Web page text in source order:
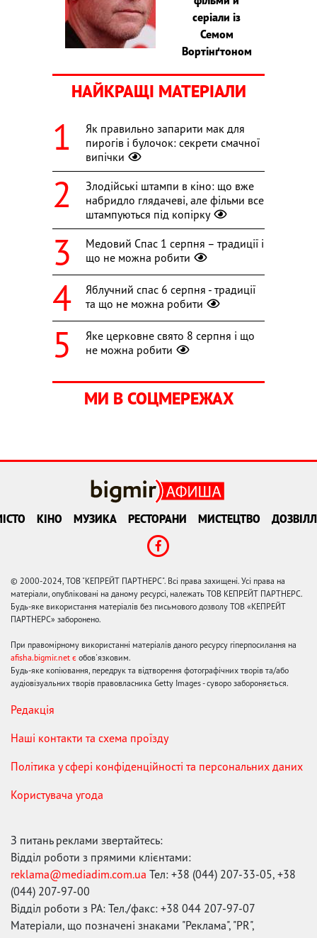
серіали із
Семом
Вортінґтоном
НАЙКРАЩІ МАТЕРІАЛИ
Як правильно запарити мак для
пирогів і булочок: секрети смачної
випічки
Злодійські штампи в кіно: що вже
набридло глядачеві, але фільми все
штампуються під копірку
Медовий Спас 1 серпня – традиції і
що не можна робити
Яблучний спас 6 серпня - традиції
та що не можна робити
Яке церковне свято 8 серпня і що
не можна робити
МИ В СОЦМЕРЕЖАХ
КІНО МУЗИКА РЕСТОРАНИ МИСТЕЦТВО
© 2000-2024, ТОВ "КЕПРЕЙТ ПАРТНЕРС". Всі права захищені. Усі права на
матеріали, опубліковані на даному ресурсі, належать ТОВ КЕПРЕЙТ ПАРТНЕРС.
Будь-яке використання матеріалів без письмового дозволу ТОВ «КЕПРЕЙТ
ПАРТНЕРС» заборонено.
При правомірному використанні матеріалів даного ресурсу гіперпосилання на
afisha.bigmir.net є обов'язковим.
Будь-яке копіювання, передрук та відтворення фотографічних творів та/або
аудіовізуальних творів правовласника Getty Images - суворо забороняється.
Редакція
Наші контакти та схема проїзду
Політика у сфері конфіденційності та персональних даних
Користувача угода
З питань реклами звертайтесь:
Відділ роботи з прямими клієнтами:
reklama@mediadim.com.ua Тел: +38 (044) 207-33-05, +38
(044) 207-97-00
Відділ роботи з РА: Тел./факс: +38 044 207-97-07
Матеріали, що позначені знаками "Реклама", "PR",